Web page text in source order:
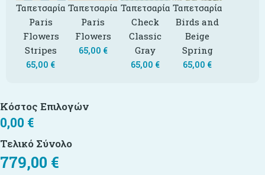
Ταπετσαρία
Paris
Flowers
Stripes
65,00 €
Ταπετσαρία
Paris
Flowers
65,00 €
Ταπετσαρία
Check
Classic
Gray
65,00 €
Ταπετσαρία
Birds and
Beige
Spring
65,00 €
Κόστος Επιλογών
0,00 €
Τελικό Σύνολο
779,00 €